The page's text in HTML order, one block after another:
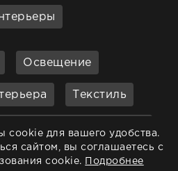
Освещение
Текстиль
и
cookie для вашего удобства.
сайтом, вы соглашаетесь с
cookie.
Подробнее